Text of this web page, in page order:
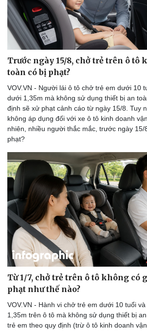
Trước ngày 15/8, chở trẻ trên ô tô
toàn có bị phạt?
VOV.VN - Người lái ô tô chở trẻ em dưới 10
dưới 1,35m mà không sử dụng thiết bị an
định sẽ xử phạt cảnh cáo từ ngày 15/8. Tuy
không áp dụng đối với xe ô tô kinh doanh
nhiên, nhiều người thắc mắc, trước ngày
phạt?
Từ 1/7, chở trẻ trên ô tô không có
phạt như thế nào?
VOV.VN - Hành vi chở trẻ em dưới 10 tuổi
1,35m trên ô tô mà không sử dụng thiết bị
trẻ em theo quy định (trừ ô tô kinh doanh